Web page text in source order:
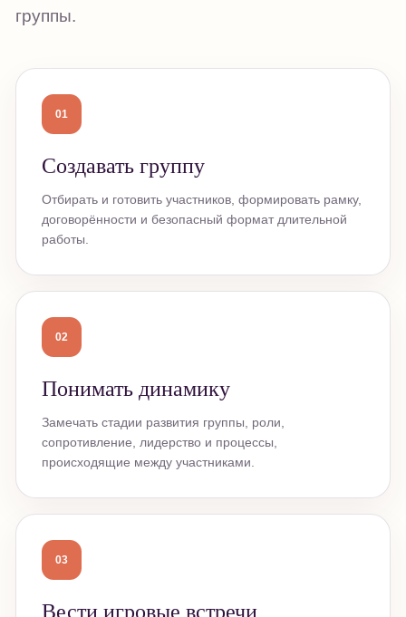
группы.
01
Создавать группу
Отбирать и готовить участников, формировать рамку,
договорённости и безопасный формат длительной
работы.
02
Понимать динамику
Замечать стадии развития группы, роли,
сопротивление, лидерство и процессы,
происходящие между участниками.
03
Вести игровые встречи